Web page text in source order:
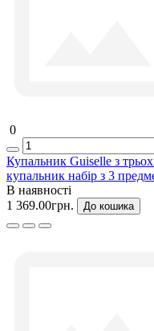
0
Купальник Guiselle з
купальник набір з 3
В наявності
1 369.00грн.
До кошика